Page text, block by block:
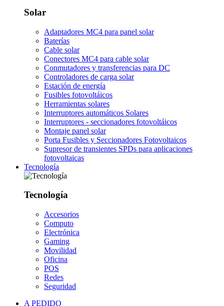
Solar
Adaptadores MC4 para panel solar
Baterías
Cable solar
Conectores MC4 para cable solar
Conmutadores y transferencias para DC
Controladores de carga solar
Estación de energía
Fusibles fotovoltáicos
Herramientas solares
Interruptores automáticos Solares
Interruptores - seccionadores fotovoltáicos
Montaje panel solar
Porta Fusibles y Seccionadores Fotovoltaicos
Supresor de transientes SPDs para aplicaciones
fotovoltaicas
Tecnología
Tecnología
Accesorios
Computo
Electrónica
Gaming
Movilidad
Oficina
POS
Redes
Seguridad
A PEDIDO